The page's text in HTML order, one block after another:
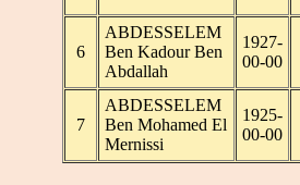
6
ABDESSELEM
Ben Kadour Ben
Abdallah
1927-
00-00
7
ABDESSELEM
Ben Mohamed El
Mernissi
1925-
00-00